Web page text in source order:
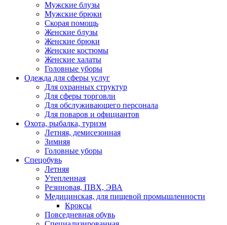
Мужские блузы
Мужские брюки
Скорая помощь
Женские блузы
Женские брюки
Женские костюмы
Женские халаты
Головные уборы
Одежда для сферы услуг
Для охранных структур
Для сферы торговли
Для обслуживающего персонала
Для поваров и официантов
Охота, рыбалка, туризм
Летняя, демисезонная
Зимняя
Головные уборы
Спецобувь
Летняя
Утепленная
Резиновая, ПВХ, ЭВА
Медицинская, для пищевой промышленности
Кроксы
Повседневная обувь